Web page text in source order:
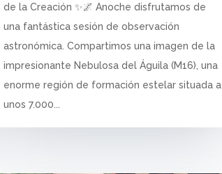
de la Creación ✨🌌 Anoche disfrutamos de
una fantástica sesión de observación
astronómica. Compartimos una imagen de la
impresionante Nebulosa del Águila (M16), una
enorme región de formación estelar situada a
unos 7.000...